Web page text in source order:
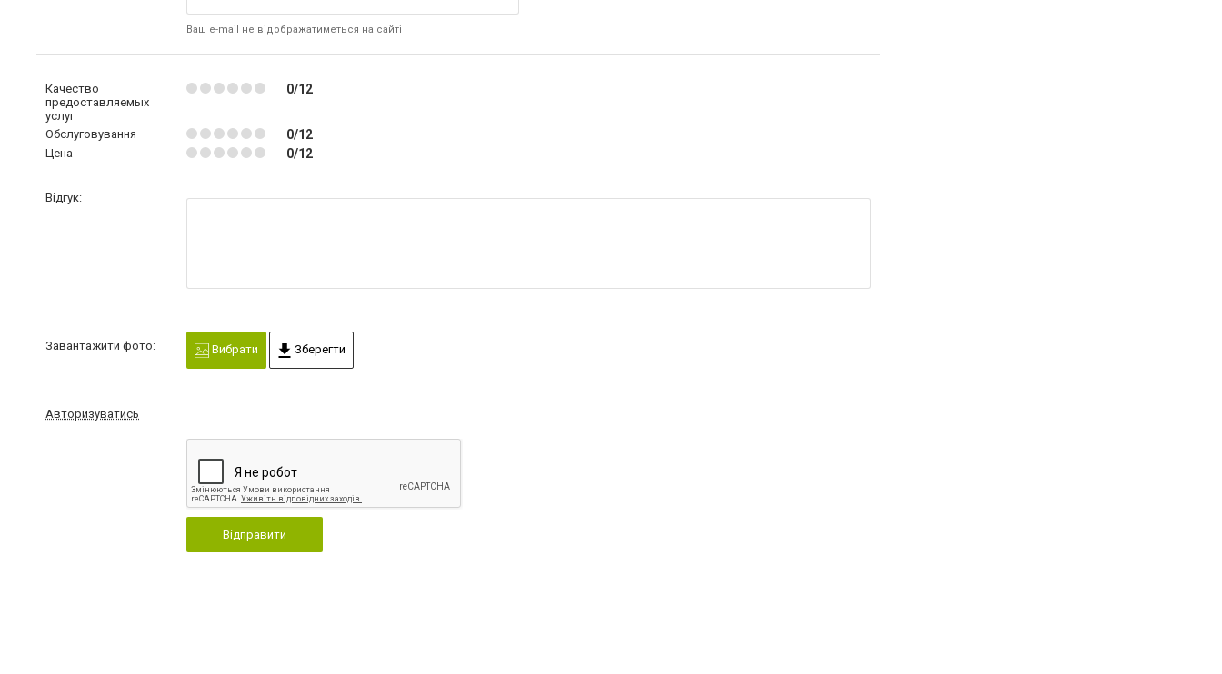
Ваш e-mail не відображатиметься на сайті
Качество
предоставляемых
услуг
0/12
Обслуговування 0/12
Цена 0/12
Відгук:
Завантажити фото: Вибрати Зберегти
Авторизуватись
Відправити